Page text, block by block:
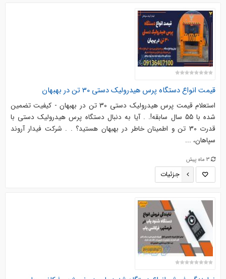
قیمت انواع دستگاه پرس هیدرولیک دستی 30 تن در بهبهان
استعلام قیمت پرس هیدرولیک دستی 30 تن در بهبهان - کیفیت تضمین
شده با 55 سال سابقه!. . آیا به دنبال دستگاه پرس هیدرولیک دستی با
قدرت 30 تن و اطمینان خاطر در بهبهان هستید؟ . . شرکت فیدار آروند
سپاهان، ...
3 ماه پیش
جزئیات